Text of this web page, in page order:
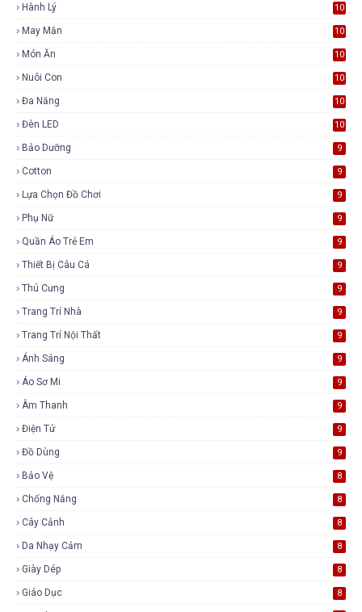
Hành Lý 10
May Mắn 10
Món Ăn 10
Nuôi Con 10
Đa Năng 10
Đèn LED 10
Bảo Dưỡng 9
Cotton 9
Lựa Chọn Đồ Chơi 9
Phụ Nữ 9
Quần Áo Trẻ Em 9
Thiết Bị Câu Cá 9
Thú Cưng 9
Trang Trí Nhà 9
Trang Trí Nội Thất 9
Ánh Sáng 9
Áo Sơ Mi 9
Âm Thanh 9
Điện Tử 9
Đồ Dùng 9
Bảo Vệ 8
Chống Nắng 8
Cây Cảnh 8
Da Nhạy Cảm 8
Giày Dép 8
Giáo Dục 8